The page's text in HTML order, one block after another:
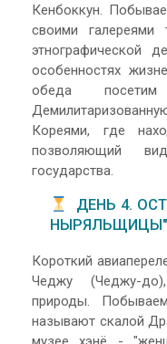
Кенбоккун.
своими галереями
этнографической
особенностях
обеда
Кореями, где
позволяющий
государства.
ДЕНЬ 4.
НЫРЯЛЬЩИЦЫ"
Короткий
Чеджу (Чеджу-
природы.
называют скалой